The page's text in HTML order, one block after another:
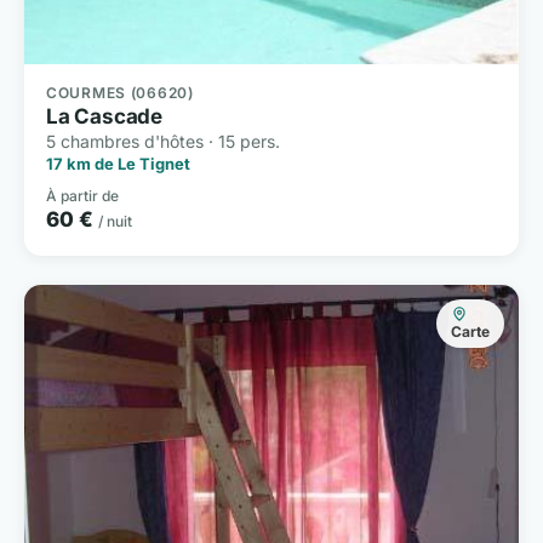
COURMES (06620)
La Cascade
5 chambres d'hôtes · 15 pers.
17 km de Le Tignet
À partir de
60 € / nuit
Carte